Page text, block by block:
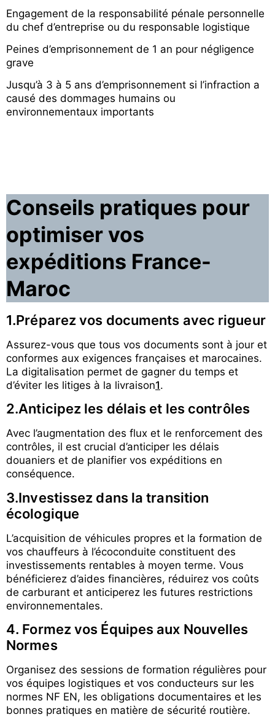
Engagement de la responsabilité pénale personnelle
du chef d’entreprise ou du responsable logistique
Peines d’emprisonnement de 1 an pour négligence
grave
Jusqu’à 3 à 5 ans d’emprisonnement si l’infraction a
causé des dommages humains ou
environnementaux importants
Conseils pratiques pour
optimiser vos
expéditions France-
Maroc
1.Préparez vos documents avec rigueur
Assurez-vous que tous vos documents sont à jour et
conformes aux exigences françaises et marocaines.
La digitalisation permet de gagner du temps et
d’éviter les litiges à la livraison1.
2.Anticipez les délais et les contrôles
Avec l’augmentation des flux et le renforcement des
contrôles, il est crucial d’anticiper les délais
douaniers et de planifier vos expéditions en
conséquence.
3.Investissez dans la transition
écologique
L’acquisition de véhicules propres et la formation de
vos chauffeurs à l’écoconduite constituent des
investissements rentables à moyen terme. Vous
bénéficierez d’aides financières, réduirez vos coûts
de carburant et anticiperez les futures restrictions
environnementales.
4. Formez vos Équipes aux Nouvelles
Normes
Organisez des sessions de formation régulières pour
vos équipes logistiques et vos conducteurs sur les
normes NF EN, les obligations documentaires et les
bonnes pratiques en matière de sécurité routière.